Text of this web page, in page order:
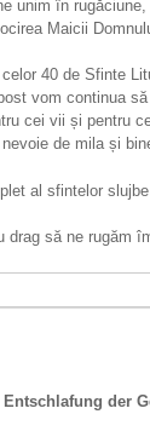
unim în
Maicii
40 de Sfinte
vom continua
cei vii și pentru
de mila și
al sfintelor
drag să ne rugăm
Entschlafung der